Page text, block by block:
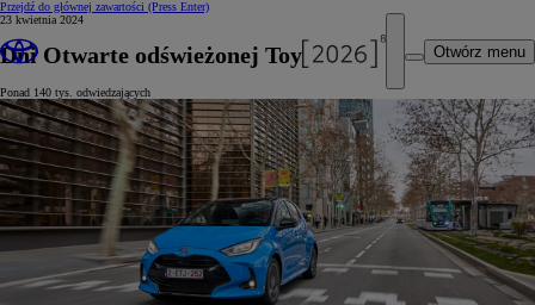
Przejdź do głównej zawartości (Press Enter)
Otwórz menu
23 kwietnia 2024
Dni Otwarte odświeżonej Toyoty Yaris
Ponad 140 tys. odwiedzających